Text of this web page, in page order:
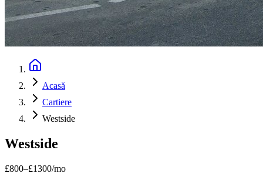
Acasă
Cartiere
Westside
Westside
£800–£1300/mo